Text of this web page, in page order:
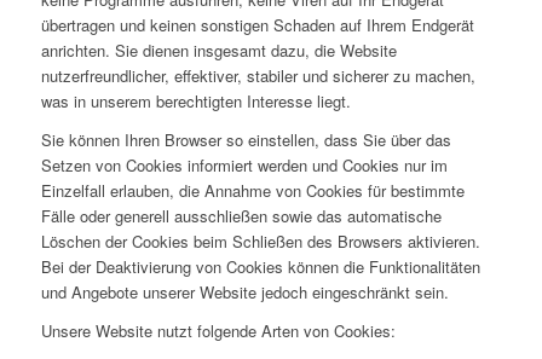
übertragen und keinen sonstigen Schaden auf Ihrem Endgerät
anrichten. Sie dienen insgesamt dazu, die Website
nutzerfreundlicher, effektiver, stabiler und sicherer zu machen,
was in unserem berechtigten Interesse liegt.
Sie können Ihren Browser so einstellen, dass Sie über das
Setzen von Cookies informiert werden und Cookies nur im
Einzelfall erlauben, die Annahme von Cookies für bestimmte
Fälle oder generell ausschließen sowie das automatische
Löschen der Cookies beim Schließen des Browsers aktivieren.
Bei der Deaktivierung von Cookies können die Funktionalitäten
und Angebote unserer Website jedoch eingeschränkt sein.
Unsere Website nutzt folgende Arten von Cookies: